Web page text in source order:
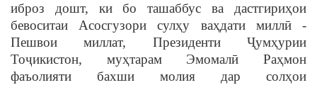
иброз дошт, ки бо ташаббус ва дастгириҳои
бевоситаи Асосгузори сулҳу ваҳдати миллӣ -
Пешвои миллат, Президенти Ҷумҳурии
Тоҷикистон, муҳтарам Эмомалӣ Раҳмон
фаъолияти бахши молия дар солҳои